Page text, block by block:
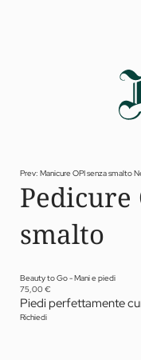
01 Lo
02 Camere
Spa
Fitness
Trattamenti
Private Spa
Yoga
05 Offerte
06 Attività
Prev: Manicure OPI senza smalto
Pedicure
smalto
Beauty to Go - Mani e piedi
75,00 €
Piedi perfettamente
Richiedi